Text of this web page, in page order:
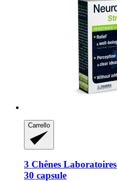
Carrello
3 Chênes Laboratoires
30 capsule